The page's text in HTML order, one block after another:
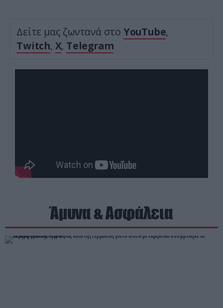
Δείτε μας ζωντανά στο YouTube,
Twitch, X, Telegram
Άμυνα & Ασφάλεια